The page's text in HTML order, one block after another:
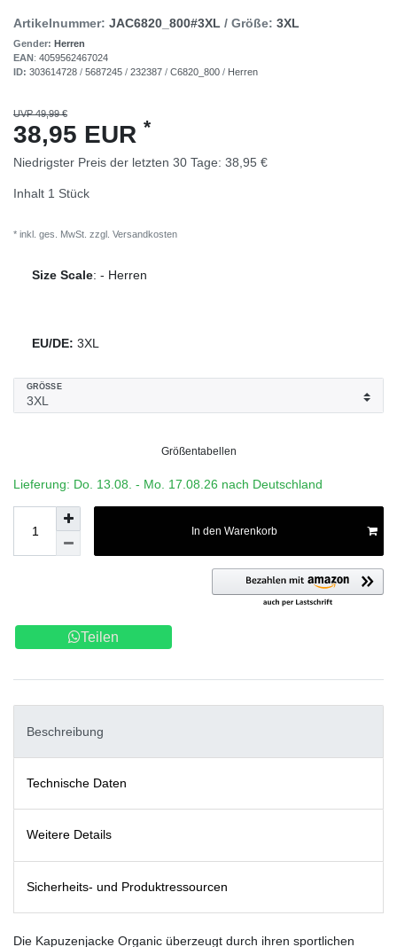
Artikelnummer: JAC6820_800#3XL / Größe: 3XL
Gender: Herren
EAN: 4059562467024
ID: 303614728 / 5687245 / 232387 / C6820_800 / Herren
UVP 49,99 €
38,95 EUR *
Niedrigster Preis der letzten 30 Tage: 38,95 €
Inhalt 1 Stück
* inkl. ges. MwSt. zzgl. Versandkosten
Size Scale: - Herren
EU/DE: 3XL
GRÖSSE
Größentabellen
Lieferung: Do. 13.08. - Mo. 17.08.26 nach Deutschland
In den Warenkorb
Teilen
Beschreibung
Technische Daten
Weitere Details
Sicherheits- und Produktressourcen
Die Kapuzenjacke Organic überzeugt durch ihren sportlichen